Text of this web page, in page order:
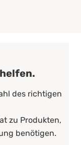
des richtigen
zu Produkten,
benötigen.